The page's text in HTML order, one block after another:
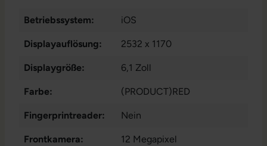
Betriebssystem: iOS
Displayauflösung: 2532 x 1170
Displaygröße: 6,1 Zoll
Farbe: (PRODUCT)RED
Fingerprintreader: Nein
Frontkamera: 12 Megapixel